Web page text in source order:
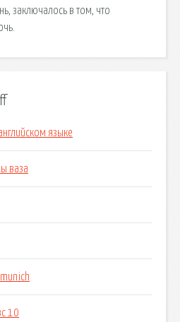
заключалось в том, что
языке
ваза
10